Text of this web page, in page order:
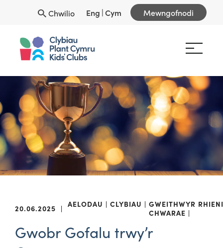
Chwilio Eng |Cym Mewngofnodi
20.06.2025 | AELODAU CLYBIAU
GWEITHWYR
CHWARAE
RHIENI
Gwobr Gofalu trwy’r